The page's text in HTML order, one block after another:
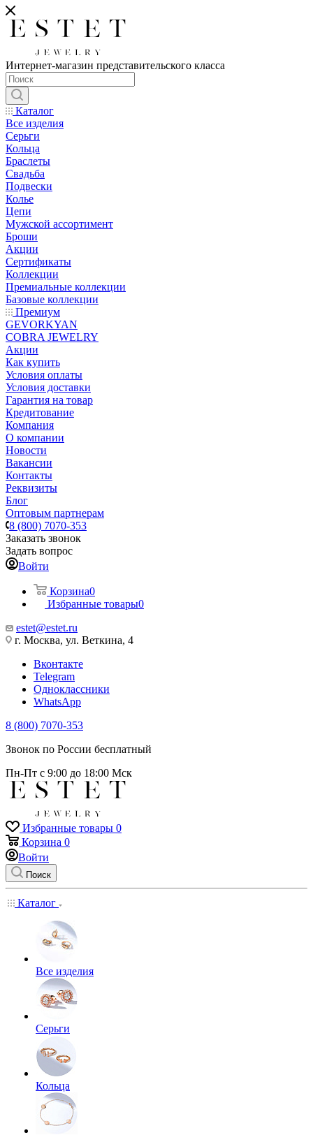
Интернет-магазин представительского класса
Каталог
Все изделия
Серьги
Кольца
Браслеты
Свадьба
Подвески
Колье
Цепи
Мужской ассортимент
Броши
Акции
Сертификаты
Коллекции
Премиальные коллекции
Базовые коллекции
Премиум
GEVORKYAN
COBRA JEWELRY
Акции
Как купить
Условия оплаты
Условия доставки
Гарантия на товар
Кредитование
Компания
О компании
Новости
Вакансии
Контакты
Реквизиты
Блог
Оптовым партнерам
8 (800) 7070-353
Заказать звонок
Задать вопрос
Войти
Корзина0
Избранные товары0
estet@estet.ru
г. Москва, ул. Веткина, 4
Вконтакте
Telegram
Одноклассники
WhatsApp
8 (800) 7070-353
Звонок по России бесплатный
Пн-Пт с 9:00 до 18:00 Мск
Избранные товары 0
Корзина 0
Войти
Поиск
Каталог
Все изделия
Серьги
Кольца